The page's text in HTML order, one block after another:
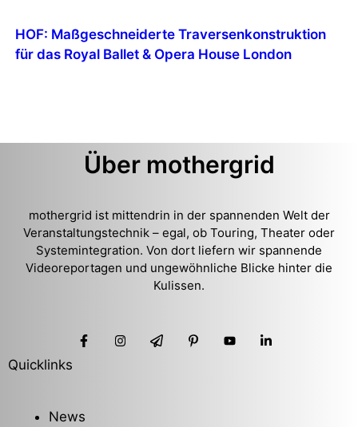
HOF: Maßgeschneiderte Traversenkonstruktion
für das Royal Ballet & Opera House London
Über mothergrid
mothergrid ist mittendrin in der spannenden Welt der
Veranstaltungstechnik – egal, ob Touring, Theater oder
Systemintegration. Von dort liefern wir spannende
Videoreportagen und ungewöhnliche Blicke hinter die
Kulissen.
Quicklinks
News